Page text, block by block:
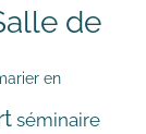
de
en
séminaire